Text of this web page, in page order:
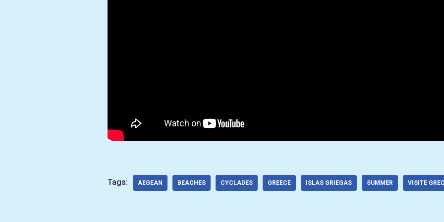
Tags: AEGEAN BEACHES CYCLADES GREECE ISLAS GRIEGAS SUMMER VISITE